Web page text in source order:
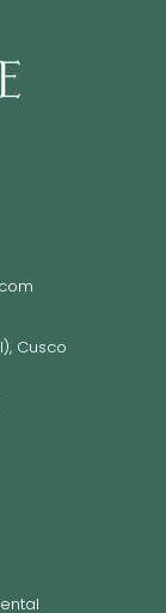
Cusco